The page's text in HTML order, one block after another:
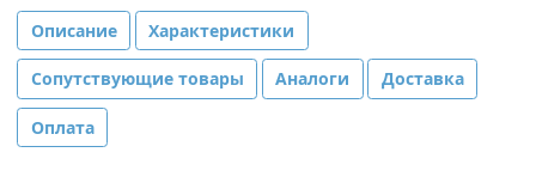
Описание Характеристики
Сопутствующие товары Аналоги Доставка
Оплата